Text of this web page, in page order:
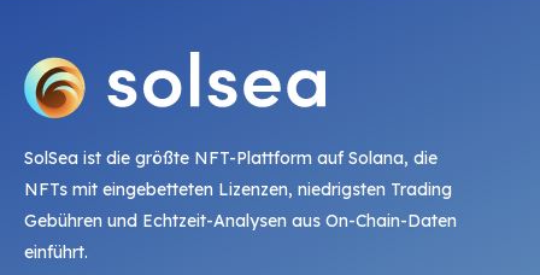
SolSea ist die größte NFT-Plattform auf Solana, die
NFTs mit eingebetteten Lizenzen, niedrigsten Trading
Gebühren und Echtzeit-Analysen aus On-Chain-Daten
einführt.